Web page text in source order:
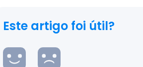
Este artigo foi útil?